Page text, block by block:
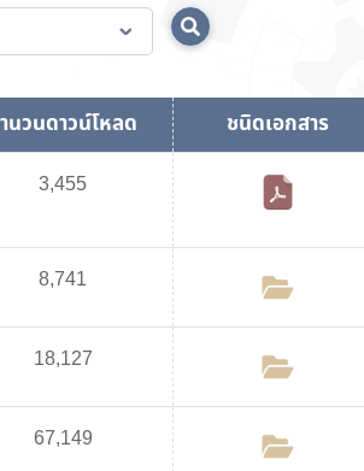
นวนดาวน์โหลด ชนิดเอกสาร
3,455
8,741
18,127
67,149